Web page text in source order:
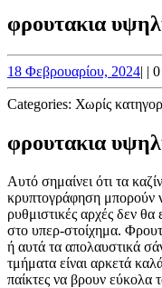
φρουτακια
18 Φεβρουαρίου, 202418
| |
Categories: Χωρίς
φρουτακια
Αυτό σημαίνει ότι τα
κρυπτογράφηση μπορούν
ρυθμιστικές αρχές δεν
στο υπερ-στοίχημα.
ή αυτά τα απολαυστικά
τμήματα είναι αρκετά
παίκτες να βρουν εύκολα